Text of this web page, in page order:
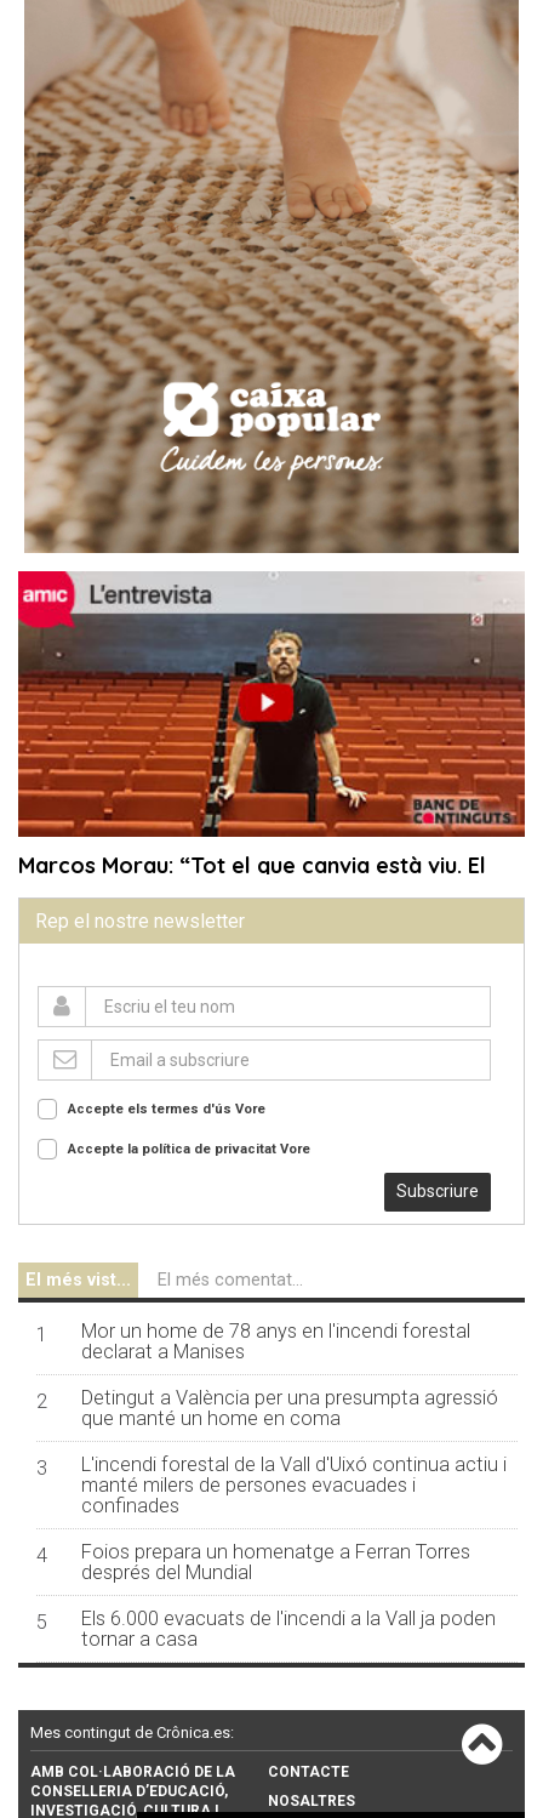
Rep el nostre newsletter
Accepte els termes d'ús Vore
Accepte la política de privacitat Vore
Subscriure
El més vist... El més comentat...
1
Mor un home de 78 anys en l'incendi forestal
declarat a Manises
2
Detingut a València per una presumpta agressió
que manté un home en coma
3
L'incendi forestal de la Vall d'Uixó continua actiu i
manté milers de persones evacuades i
confinades
4
Foios prepara un homenatge a Ferran Torres
després del Mundial
5
Els 6.000 evacuats de l'incendi a la Vall ja poden
tornar a casa
Mes contingut de Crônica.es:
AMB COL·LABORACIÓ DE LA
CONSELLERIA D’EDUCACIÓ,
INVESTIGACIÓ, CULTURA I
CONTACTE
NOSALTRES